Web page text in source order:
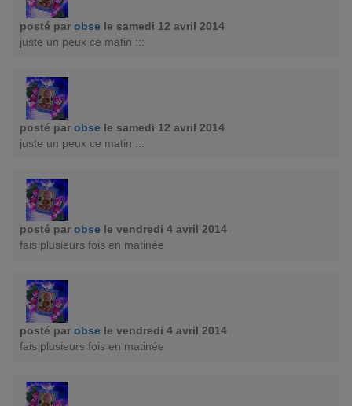
posté par obse le samedi 12 avril 2014
juste un peux ce matin :::
posté par obse le samedi 12 avril 2014
juste un peux ce matin :::
posté par obse le vendredi 4 avril 2014
fais plusieurs fois en matinée
posté par obse le vendredi 4 avril 2014
fais plusieurs fois en matinée